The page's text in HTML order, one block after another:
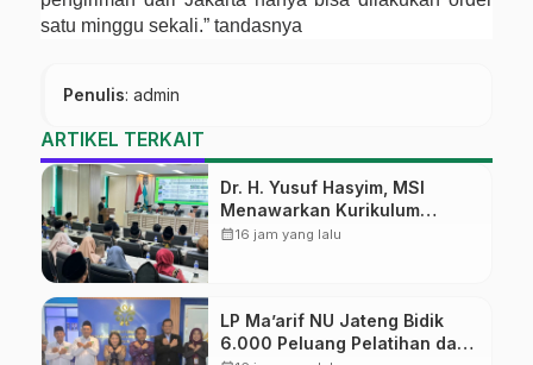
satu minggu sekali.” tandasnya
Penulis: admin
ARTIKEL TERKAIT
Dr. H. Yusuf Hasyim, MSI
Menawarkan Kurikulum
Diversifikasi, Harapan Baru
calendar_month16 jam yang lalu
LP Ma’arif NU Jateng Bidik
6.000 Peluang Pelatihan dan